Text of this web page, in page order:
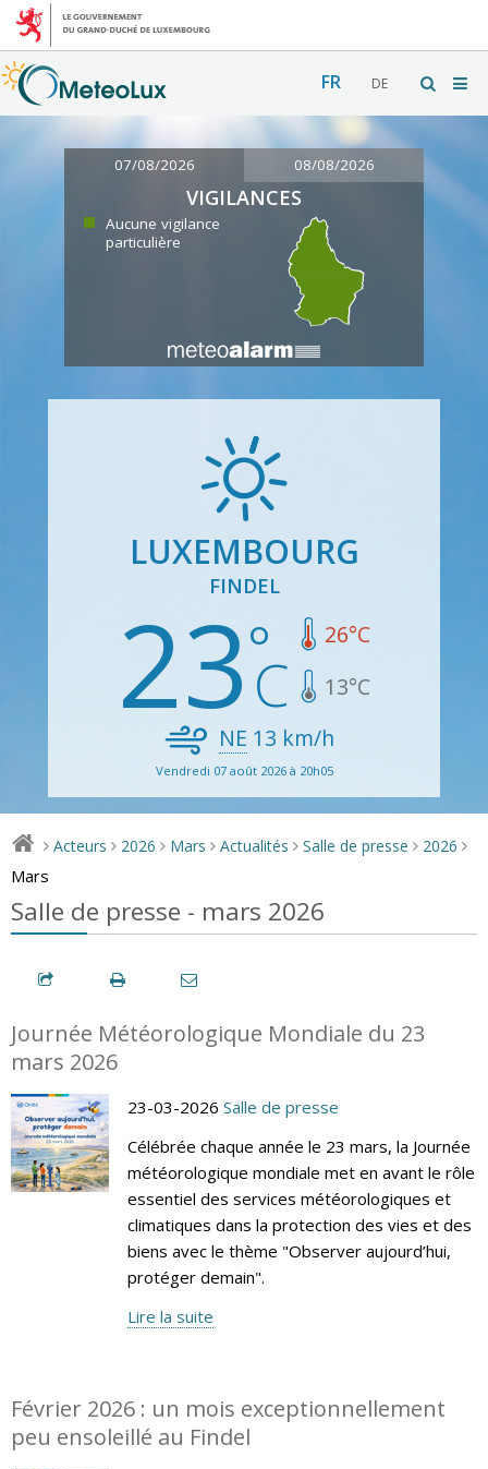
FR DE
07/08/2026 08/08/2026
VIGILANCES
Aucune vigilance
particulière
LUXEMBOURG
FINDEL
23 26°C
13°C
NE 13 km/h
Vendredi 07 août 2026 à 20h05
> Acteurs > 2026 > Mars > Actualités > Salle de presse > 2026 >
Mars
Salle de presse - mars 2026
Journée Météorologique Mondiale du 23
mars 2026
23-03-2026 Salle de presse
Célébrée chaque année le 23 mars, la Journée
météorologique mondiale met en avant le rôle
essentiel des services météorologiques et
climatiques dans la protection des vies et des
biens avec le thème "Observer aujourd’hui,
protéger demain".
Lire la suite
Février 2026 : un mois exceptionnellement
peu ensoleillé au Findel